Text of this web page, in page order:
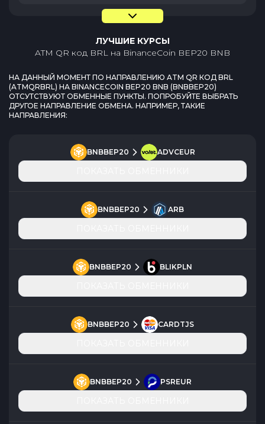
ЛУЧШИЕ КУРСЫ
ATM QR код BRL на BinanceCoin BEP20 BNB
НА ДАННЫЙ МОМЕНТ ПО НАПРАВЛЕНИЮ ATM QR КОД BRL
(ATMQRBRL) НА BINANCECOIN BEP20 BNB (BNBBEP20)
ОТСУТСТВУЮТ ОБМЕННЫЕ ПУНКТЫ. ПОПРОБУЙТЕ ВЫБРАТЬ
ДРУГОЕ НАПРАВЛЕНИЕ ОБМЕНА. НАПРИМЕР, ТАКИЕ
НАПРАВЛЕНИЯ:
BNBBEP20 ADVCEUR
BNBBEP20 ARB
BNBBEP20 BLIKPLN
BNBBEP20 CARDTJS
BNBBEP20 PSREUR